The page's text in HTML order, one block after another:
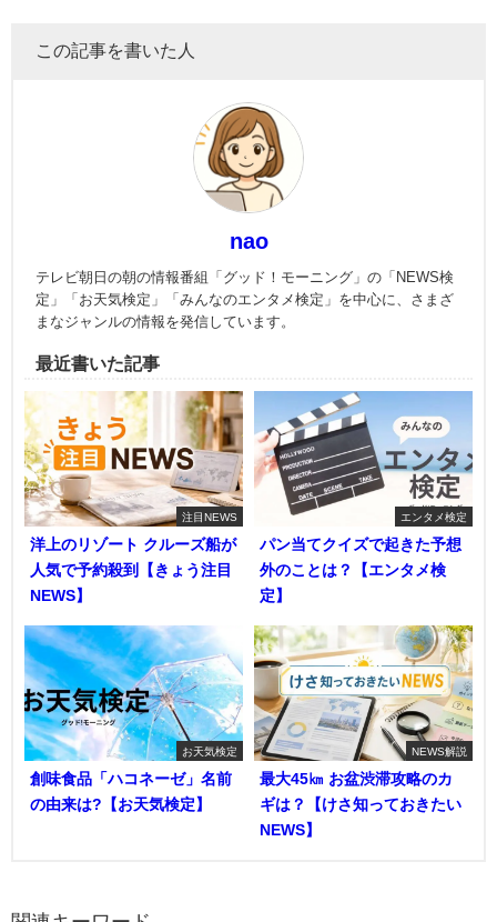
この記事を書いた人
nao
テレビ朝日の朝の情報番組「グッド！モーニング」の「NEWS検
定」「お天気検定」「みんなのエンタメ検定」を中心に、さまざ
まなジャンルの情報を発信しています。
最近書いた記事
注目NEWS
洋上のリゾート クルーズ船が
人気で予約殺到【きょう注目
NEWS】
エンタメ検定
パン当てクイズで起きた予想
外のことは？【エンタメ検
定】
お天気検定
創味食品「ハコネーゼ」名前
の由来は?【お天気検定】
NEWS解説
最大45㎞ お盆渋滞攻略のカ
ギは？【けさ知っておきたい
NEWS】